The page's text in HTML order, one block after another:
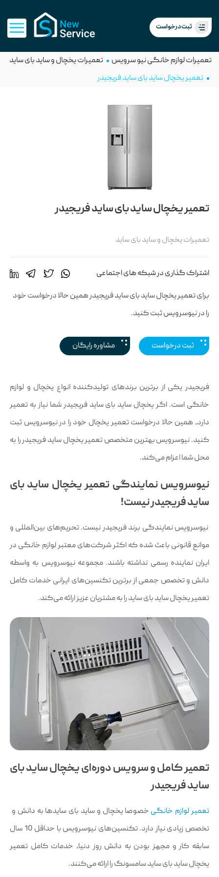
ثبت درخواست
تعمیرات لوازم خانگی نیو سرویس
تعمیرات یخچال و ساید بای ساید
تعمیر یخچال ساید بای ساید فریجیدر
تعمیر یخچال ساید بای ساید فریجیدر
تعمیرات یخچال و ساید بای ساید
اشتراک گذاری در شبکه های اجتماعی
برای تعمیر یخچال ساید بای ساید فریجیدر همین حالا درخواست خود
را در نیوسرویس ثبت کنید.
ثبت درخواست مشاوره رایگان
فریجیدر یکی از برترین برندهای تولیدکننده انواع یخچال و لوازم
خانگی است. اگر یخچال ساید بای ساید فریجیدر شما نیاز به تعمیر
دارد، همین حالا درخواست تعمیر یخچال خود را در نیوسرویس ثبت
کنید. نیوسرویس بهترین متخصص تعمیر یخچال ساید فریجیدر را به
محل شما اعزام می‌کند.
نیوسرویس نمایندگی تعمیر یخچال ساید بای
ساید فریجیدر نیست!
نیوسرویس نمایندگی برند فریجیدر نیست. تحریم‌های بین‌المللی و
موانع قانونی باعث شده که اکثر شرکت‌های معتبر لوازم خانگی در
ایران نماینده رسمی نداشته باشند. مجموعه نیوسرویس به واسطه
دانش و تخصص جمعی از برترین تکنسین‌های ایرانی خدمات کامل
تعمیر یخچال ساید بای ساید را به مشتریان عزیز ارائه می‌کند.
تعمیر کامل و سرویس دوره‌ای یخچال ساید بای
ساید فریجیدر
تعمیر لوازم خانگی خصوصا یخچال و ساید بای سایدها به دانش و
تخصص زیادی نیاز دارد. تکنسین‌های نیوسرویس با حداقل 10 سال
سابقه کار و مجهز بودن به دانش روز دنیا، خدمات کامل تعمیر
یخچال ساید بای ساید سامسونگ را ارائه می‌کنند.